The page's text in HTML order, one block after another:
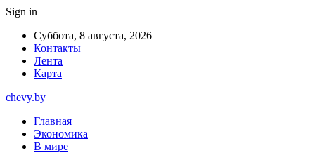
Sign in
Суббота, 8 августа, 2026
Контакты
Лента
Карта
chevy.by
Главная
Экономика
В мире